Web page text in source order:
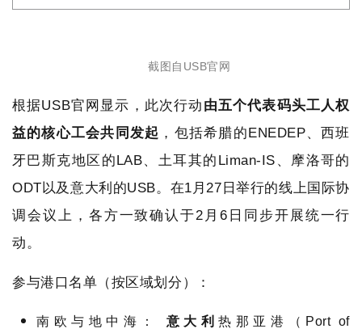
截图自USB官网
根据USB官网显示，此次行动 由五个代表码头工人权
益的核心工会共同发起 ，包括希腊的ENEDEP、西班
牙巴斯克地区的LAB、土耳其的Liman-IS、摩洛哥的
ODT以及意大利的USB。在1月27日举行的线上国际协
调会议上，各方一致确认于2月6日同步开展统一行
动。
参与港口名单（按区域划分）：
南欧与地中海： 意大利热那亚港（Port of